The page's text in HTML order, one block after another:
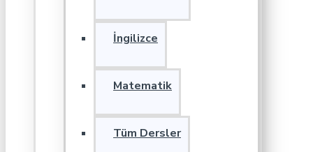
İngilizce
Matematik
Tüm Dersler